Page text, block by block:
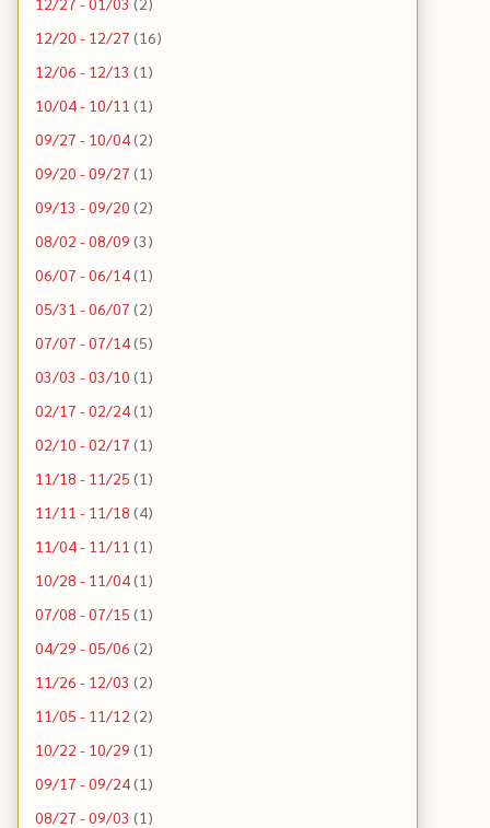
12/20 - 12/27 (16)
12/06 - 12/13 (1)
10/04 - 10/11 (1)
09/27 - 10/04(2)
09/20 - 09/27 (1)
09/13 - 09/20 (2)
08/02 - 08/09 (3)
06/07 - 06/14(1)
05/31 - 06/07 (2)
07/07 - 07/14(5)
03/03 - 03/10 (1)
02/17 - 02/24(1)
02/10 - 02/17 (1)
11/18 - 11/25 (1)
11/11 - 11/18 (4)
11/04 - 11/11 (1)
10/28 - 11/04(1)
07/08 - 07/15 (1)
04/29 - 05/06 (2)
11/26 - 12/03 (2)
11/05 - 11/12 (2)
10/22 - 10/29 (1)
09/17 - 09/24(1)
08/27 - 09/03 (1)